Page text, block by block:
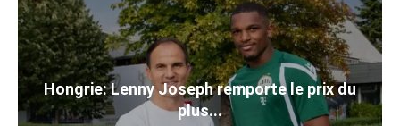
Hongrie: Lenny Joseph remporte le prix du
plus...